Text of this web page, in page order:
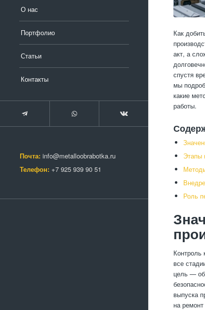
О нас
Портфолио
Статьи
Контакты
Почта: info@metalloobrabotka.ru
Телефон: +7 925 939 90 51
Как
акт, а
спустя
мы
какие
работы.
Этапы
Роль
Контроль
все
цель —
выпуска
на